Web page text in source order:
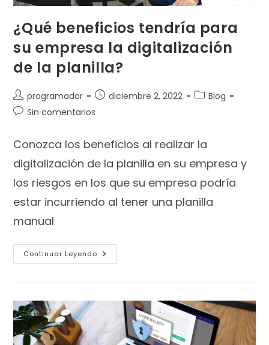
¿Qué beneficios tendría para
su empresa la digitalización
de la planilla?
programador diciembre 2, 2022
Blog
Sin comentarios
Conozca los beneficios al realizar la
digitalización de la planilla en su empresa y
los riesgos en los que su empresa podría
estar incurriendo al tener una planilla
manual
Continuar Leyendo